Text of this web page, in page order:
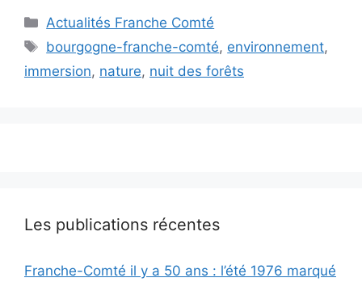
Catégories
Actualités Franche Comté
Étiquettes
bourgogne-franche-comté, environnement,
immersion, nature, nuit des forêts
Les publications récentes
Franche-Comté il y a 50 ans : l’été 1976 marqué